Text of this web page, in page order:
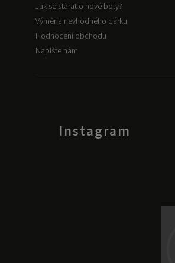
Instagram
Jak se starat o nové boty?
Výměna nevhodného dárku
Hodnocení obchodu
Napište nám